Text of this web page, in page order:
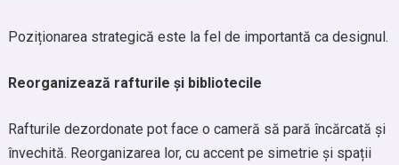
Poziționarea strategică este la fel de importantă ca designul.
Reorganizează rafturile și bibliotecile
Rafturile dezordonate pot face o cameră să pară încărcată și
învechită. Reorganizarea lor, cu accent pe simetrie și spații